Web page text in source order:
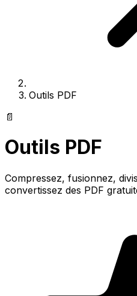
Outils PDF
📄
Outils PDF
Compressez, fusionnez,
convertissez des PDF